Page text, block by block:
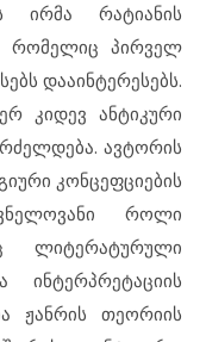
ირმა რატიანის
რომელიც პირველ
დააინტერესებს.
კიდევ ანტიკური
ავტორის
კონცეფციების
როლი
ლიტერატურული
ინტერპრეტაციის
ჟანრის თეორიის